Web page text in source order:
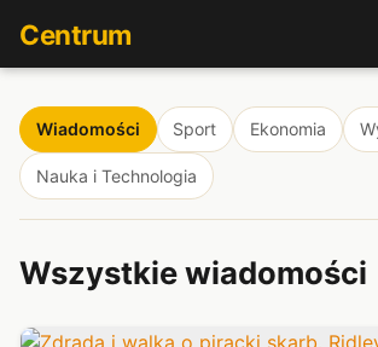
Centrum
Wiadomości Sport Ekonomia
Nauka i Technologia
Wszystkie wiadomości